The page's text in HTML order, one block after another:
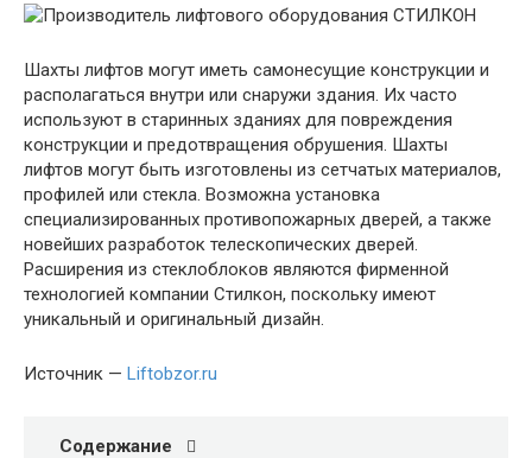
Шахты лифтов могут иметь самонесущие конструкции и
располагаться внутри или снаружи здания. Их часто
используют в старинных зданиях для повреждения
конструкции и предотвращения обрушения. Шахты
лифтов могут быть изготовлены из сетчатых материалов,
профилей или стекла. Возможна установка
специализированных противопожарных дверей, а также
новейших разработок телескопических дверей.
Расширения из стеклоблоков являются фирменной
технологией компании Стилкон, поскольку имеют
уникальный и оригинальный дизайн.
Источник — Liftobzor.ru
Содержание